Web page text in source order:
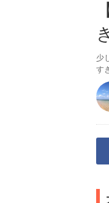
少
す